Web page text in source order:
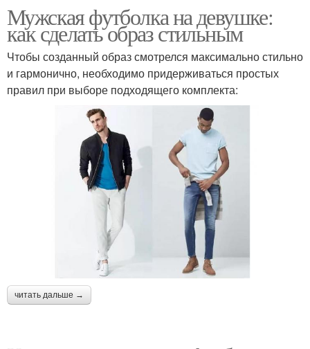
Мужская футболка на девушке:
как сделать образ стильным
Чтобы созданный образ смотрелся максимально стильно
и гармонично, необходимо придерживаться простых
правил при выборе подходящего комплекта:
читать дальше →